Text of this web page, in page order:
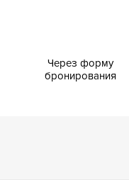
Через форму
бронирования